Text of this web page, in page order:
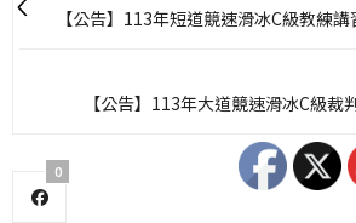
【公告】113年短道競速滑冰C級教練
【公告】113年大道競速滑冰C級
0